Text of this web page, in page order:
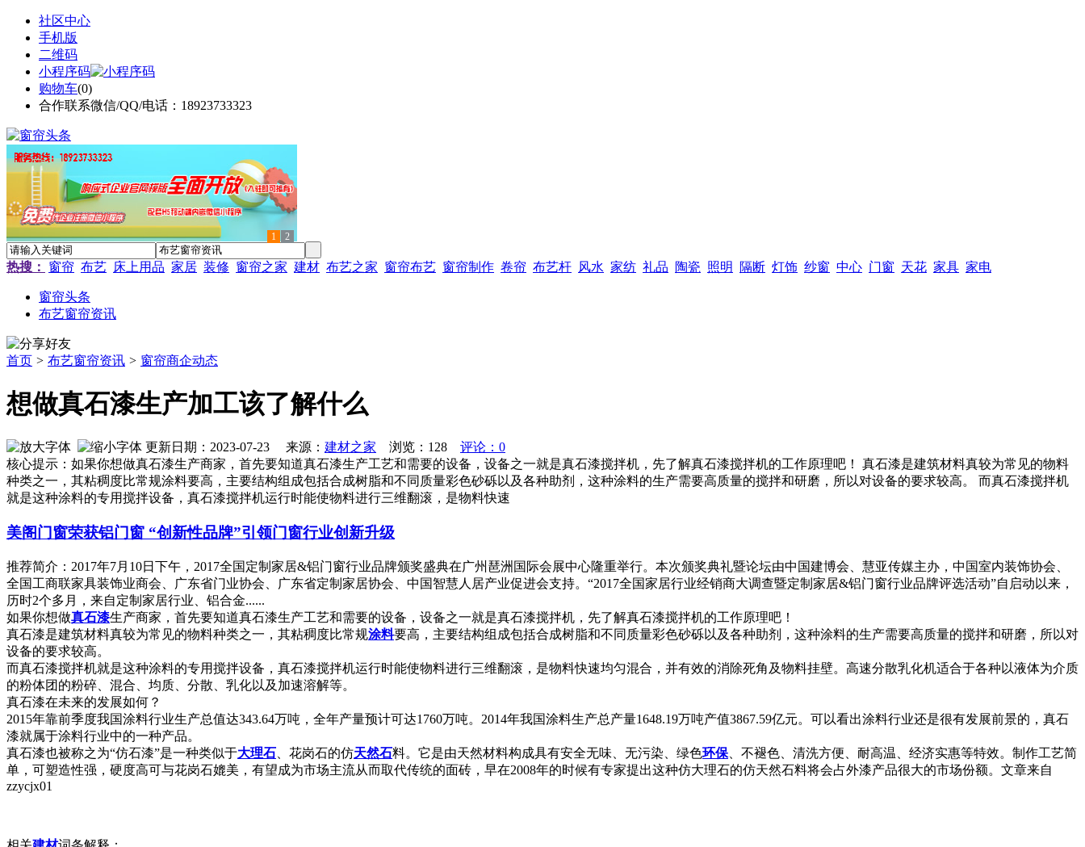
社区中心
手机版
二维码
小程序码
购物车(0)
合作联系微信/QQ/电话：18923733323
1 2
热搜： 窗帘 布艺 床上用品 家居 装修 窗帘之家 建材 布艺之家 窗帘布艺 窗帘制作 卷帘 布艺杆 风水 家纺 礼品 陶瓷 照明 隔断 灯饰 纱窗 中心 门窗 天花 家具 家电
窗帘头条
布艺窗帘资讯
首页 > 布艺窗帘资讯 > 窗帘商企动态
想做真石漆生产加工该了解什么
更新日期：2023-07-23 来源： 建材之家 浏览： 128
评论：0
核心提示：如果你想做真石漆生产商家，首先要知道真石漆生产工艺和需要的设备，设备之一就是真石漆搅拌机，先了解真石漆搅拌机的工作原理吧！ 真石漆是建筑材料真较为常见的物料
种类之一，其粘稠度比常规涂料要高，主要结构组成包括合成树脂和不同质量彩色砂砾以及各种助剂，这种涂料的生产需要高质量的搅拌和研磨，所以对设备的要求较高。 而真石漆搅拌机
就是这种涂料的专用搅拌设备，真石漆搅拌机运行时能使物料进行三维翻滚，是物料快速
美阁门窗荣获铝门窗 “创新性品牌”引领门窗行业创新升级
推荐简介：2017年7月10日下午，2017全国定制家居&铝门窗行业品牌颁奖盛典在广州琶洲国际会展中心隆重举行。本次颁奖典礼暨论坛由中国建博会、慧亚传媒主办，中国室内装饰协会、
全国工商联家具装饰业商会、广东省门业协会、广东省定制家居协会、中国智慧人居产业促进会支持。“2017全国家居行业经销商大调查暨定制家居&铝门窗行业品牌评选活动”自启动以来，
历时2个多月，来自定制家居行业、铝合金......
如果你想做真石漆生产商家，首先要知道真石漆生产工艺和需要的设备，设备之一就是真石漆搅拌机，先了解真石漆搅拌机的工作原理吧！
真石漆是建筑材料真较为常见的物料种类之一，其粘稠度比常规涂料要高，主要结构组成包括合成树脂和不同质量彩色砂砾以及各种助剂，这种涂料的生产需要高质量的搅拌和研磨，所以对
设备的要求较高。
而真石漆搅拌机就是这种涂料的专用搅拌设备，真石漆搅拌机运行时能使物料进行三维翻滚，是物料快速均匀混合，并有效的消除死角及物料挂壁。高速分散乳化机适合于各种以液体为介质
的粉体团的粉碎、混合、均质、分散、乳化以及加速溶解等。
真石漆在未来的发展如何？
2015年靠前季度我国涂料行业生产总值达343.64万吨，全年产量预计可达1760万吨。2014年我国涂料生产总产量1648.19万吨产值3867.59亿元。可以看出涂料行业还是很有发展前景的，真石
漆就属于涂料行业中的一种产品。
真石漆也被称之为“仿石漆”是一种类似于大理石 、花岗石的仿天然石料。它是由天然材料构成具有安全无味、无污染、绿色环保 、不褪色、清洗方便、耐高温、经济实惠等特效。制作工艺简
单，可塑造性强，硬度高可与花岗石媲美，有望成为市场主流从而取代传统的面砖，早在2008年的时候有专家提出这种仿大理石的仿天然石料将会占外漆产品很大的市场份额。文章来自
zzycjx01